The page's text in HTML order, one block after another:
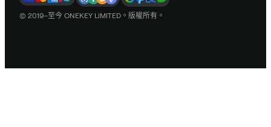
© 2019–至今 ONEKEY LIMITED。版權所有。